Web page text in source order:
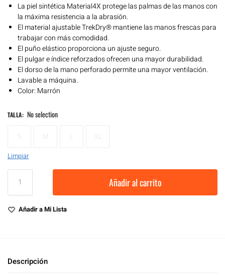
La piel sintética Material4X protege las palmas de las manos con
la máxima resistencia a la abrasión.
El material ajustable TrekDry® mantiene las manos frescas para
trabajar con más comodidad.
El puño elástico proporciona un ajuste seguro.
El pulgar e índice reforzados ofrecen una mayor durabilidad.
El dorso de la mano perforado permite una mayor ventilación.
Lavable a máquina.
Color: Marrón
TALLA: No selection
Limpiar
Añadir al carrito
Añadir a Mi Lista
Descripción